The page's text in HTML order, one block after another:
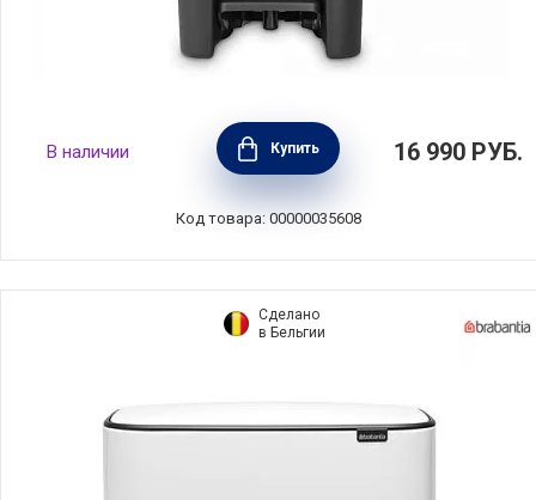
Мусорный бак с педалью StepUp 25 л,
пластик, цвет темно-серый, Brabantia,
Бельгия, 800269
В наличии Купить 16 990 РУБ.
Код товара: 00000035608
Сделано
в Бельгии